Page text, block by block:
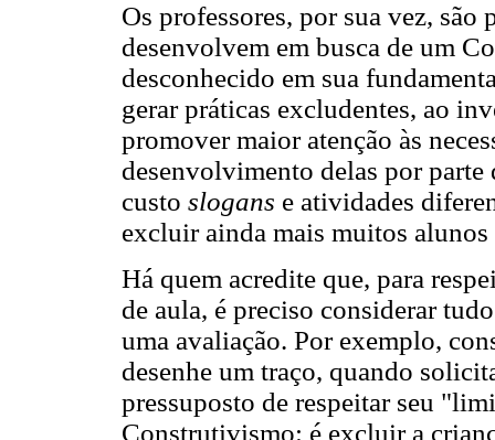
Os professores, por sua vez,
desenvolvem em busca de um
desconhecido em sua
gerar práticas excludentes, ao
promover maior atenção às
desenvolvimento delas por
custo slogans e atividades
excluir ainda mais muitos
Há quem acredite que, para
de aula, é preciso considerar
uma avaliação. Por exemplo,
desenhe um traço, quando
pressuposto de respeitar seu
Construtivismo: é excluir a